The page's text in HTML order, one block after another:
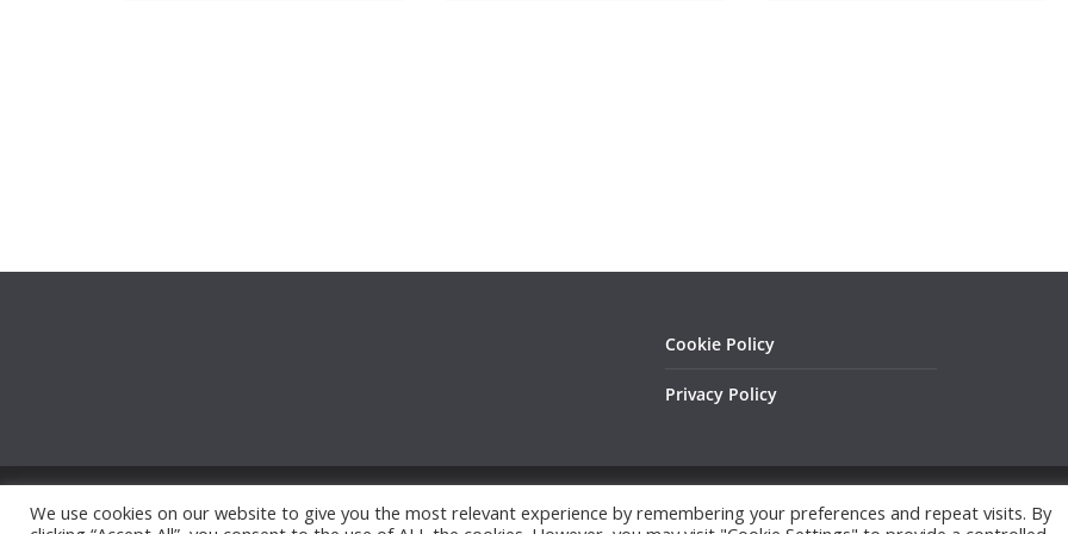
Cookie Policy
Privacy Policy
Copyright © 2026Thephotowall . All rights reserved.
We use cookies on our website to give you the most relevant experience by remembering your preferences and repeat visits. By